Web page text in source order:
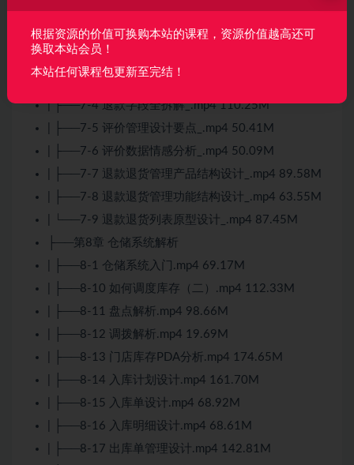
| ├──7-13 评价管理设计（二）_.mp4 139.85M
| ├──7-14 第七章章总结_.mp4 26.51M
| ├──7-4 退款字段全拆解_.mp4 110.25M
| ├──7-5 评价管理设计要点_.mp4 50.41M
| ├──7-6 评价数据情感分析_.mp4 50.09M
| ├──7-7 退款退货管理产品结构设计_.mp4 89.58M
| ├──7-8 退款退货管理功能结构设计_.mp4 63.55M
| └──7-9 退款退货列表原型设计_.mp4 87.45M
├──第8章 仓储系统解析
| ├──8-1 仓储系统入门.mp4 69.17M
| ├──8-10 如何调度库存（二）.mp4 112.33M
| ├──8-11 盘点解析.mp4 98.66M
| ├──8-12 调拨解析.mp4 19.69M
| ├──8-13 门店库存PDA分析.mp4 174.65M
| ├──8-14 入库计划设计.mp4 161.70M
| ├──8-15 入库单设计.mp4 68.92M
| ├──8-16 入库明细设计.mp4 68.61M
| ├──8-17 出库单管理设计.mp4 142.81M
根据资源的价值可换购本站的课程，资源价值越高还可
换取本站会员！
本站任何课程包更新至完结！